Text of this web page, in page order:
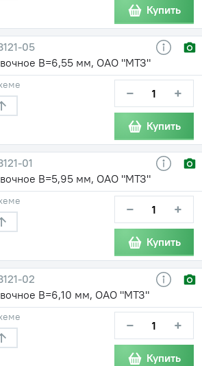
Купить
05
В=6,55 мм, ОАО "МТЗ"
− +
Купить
01
В=5,95 мм, ОАО "МТЗ"
− +
Купить
02
В=6,10 мм, ОАО "МТЗ"
− +
Купить